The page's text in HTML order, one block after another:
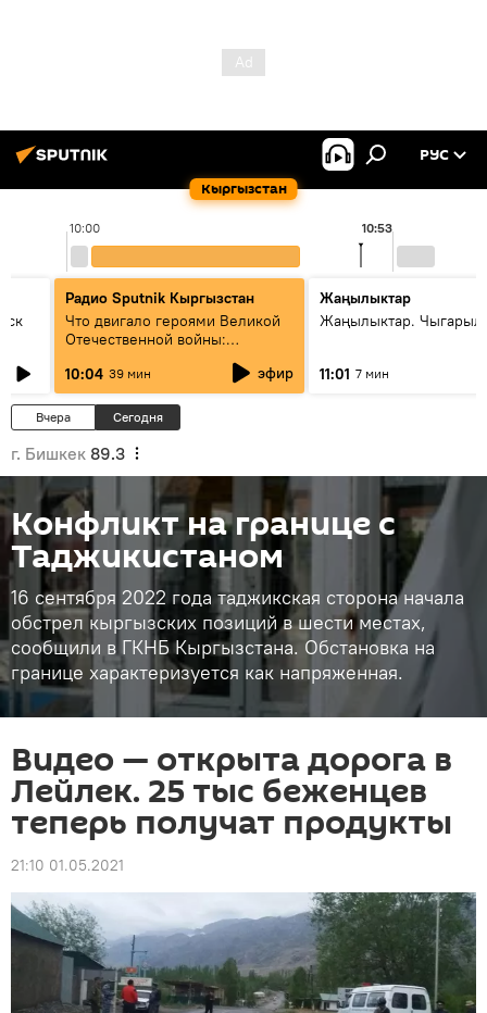
Кыргызстан
РУС
10:00 10:53
Радио Sputnik Кыргызстан
Что двигало героями Великой
Отечественной войны:
Тулебердиева
10:04 39 мин эфир
Жаңылыктар
Жаңылыктар.
11:01 7 мин
Вчера Сегодня
г. Бишкек 89.3
Конфликт на границе с
Таджикистаном
16 сентября 2022 года таджикская сторона начала
обстрел кыргызских позиций в шести местах,
сообщили в ГКНБ Кыргызстана. Обстановка на
границе характеризуется как напряженная.
Видео — открыта дорога в
Лейлек. 25 тыс беженцев
теперь получат продукты
21:10 01.05.2021